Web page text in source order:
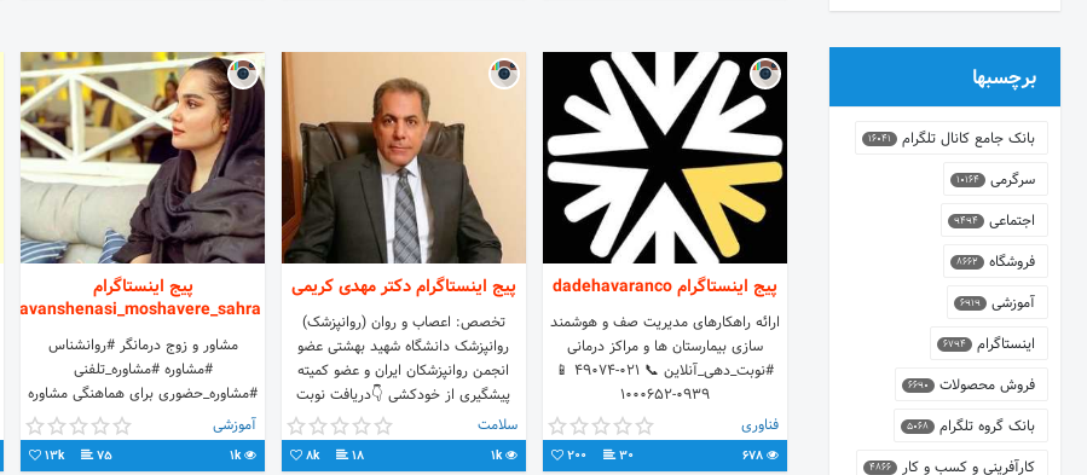
پیج اینستاگرام dadehavaranco
ارائه راهکارهای مدیریت صف و هوشمند
سازی بیمارستان ها و مراکز درمانی
#نوبت_دهی_آنلاین 📞 021-49074 📱
0939-1000652
فناوری
678
30
200
پیج اینستاگرام دکتر مهدی کریمی
تخصص: اعصاب و روان (روانپزشک)
روانپزشک دانشگاه شهید بهشتی عضو
انجمن روانپزشکان ایران و عضو کمیته
پیشگیری از خودکشی 👇دریافت نوبت
سلامت
1k
18
8k
پیج اینستاگرام
ravanshenasi_moshavere_sahra
مشاور و زوج درمانگر #روانشناس
#مشاوره #مشاوره_تلفنی
#مشاوره_حضوری برای هماهنگی مشاوره
با شماره زیر تماس بگیرین 📞
09129224425بازرگان 📍#tehran
آموزشی
1k
75
13k
برچسبها
بانک جامع کانال تلگرام 16041
سرگرمی 10164
اجتماعی 9494
فروشگاه 8662
آموزشی 6919
اینستاگرام 6794
فروش محصولات 6690
بانک گروه تلگرام 5068
کارآفرینی و کسب و کار 4866